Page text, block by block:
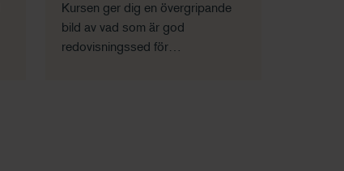
Kursen ger dig en övergripande
bild av vad som är god
redovisningssed för